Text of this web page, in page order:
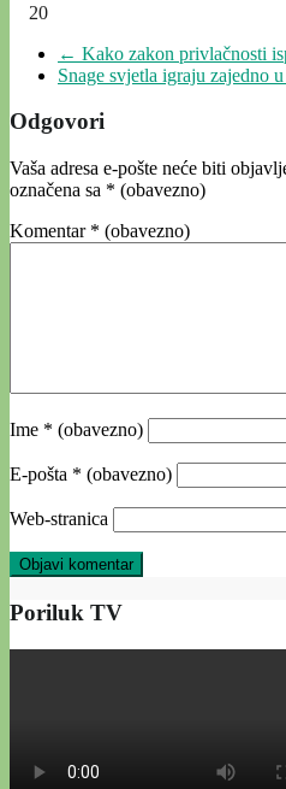
20
← Kako zakon privlačnosti
Snage svjetla igraju zajedno
Odgovori
Vaša adresa e-pošte neće biti
označena sa * (obavezno)
Komentar * (obavezno)
Ime * (obavezno)
E-pošta * (obavezno)
Web-stranica
Poriluk TV